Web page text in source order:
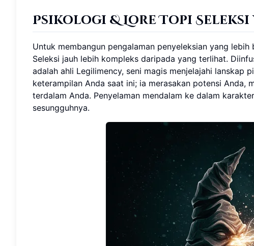
Psikologi & Lore Topi Seleksi
Untuk membangun pengalaman penyeleksian yang
Seleksi jauh lebih kompleks daripada yang terlihat.
adalah ahli Legilimency, seni magis menjelajahi lanskap
keterampilan Anda saat ini; ia merasakan potensi Anda,
terdalam Anda. Penyelaman mendalam ke dalam
sesungguhnya.